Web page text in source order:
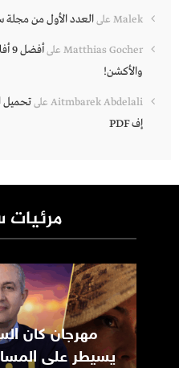
Malek علىالعدد الأول من مجلة
Matthias Gocher على
والأكشن!
Aitmbarek Abdelali على
إف PDF
مرئيات
يسيطر على